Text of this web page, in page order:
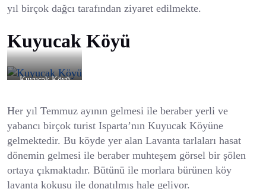
yıl birçok dağcı tarafından ziyaret edilmekte.
Kuyucak Köyü
Kuyucak Köyü
Her yıl Temmuz ayının gelmesi ile beraber yerli ve
yabancı birçok turist Isparta’nın Kuyucak Köyüne
gelmektedir. Bu köyde yer alan Lavanta tarlaları hasat
dönemin gelmesi ile beraber muhteşem görsel bir şölen
ortaya çıkmaktadır. Bütünü ile morlara bürünen köy
lavanta kokusu ile donatılmış hale geliyor.